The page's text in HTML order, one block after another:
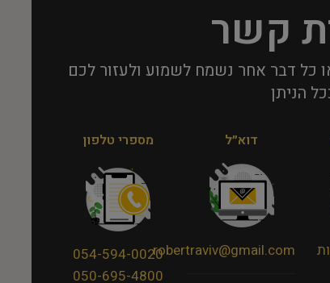
קשר
דבר אחר נשמח לשמוע ולעזור לכם
הניתן​
דוא״ל
robertraviv@gmail.com
מספרי טלפון
054-594-0020
050-695-4800